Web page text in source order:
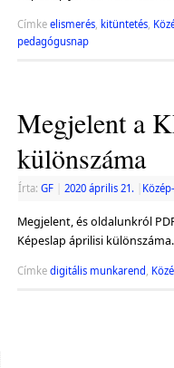
Címke elismerés, kitüntetés,
pedagógusnap
Megjelent a
különszáma
Írta: GF 2020 április 21.
Megjelent, és oldalunkról
Képeslap áprilisi különszáma.
Címke digitális munkarend,